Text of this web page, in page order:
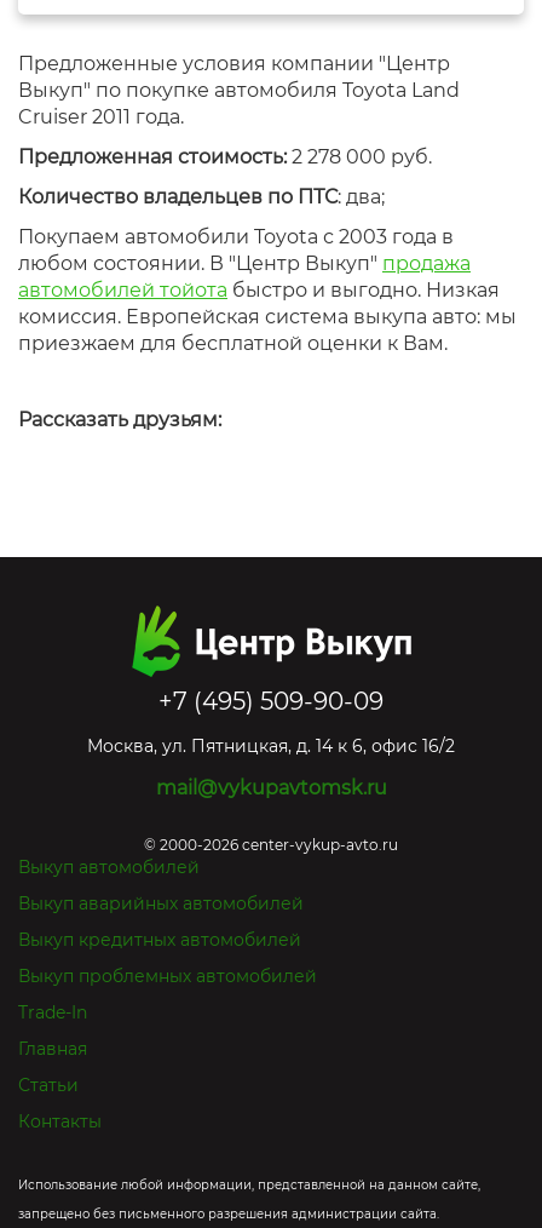
Предложенные условия компании "Центр
Выкуп" по покупке автомобиля Toyota Land
Cruiser 2011 года.
Предложенная стоимость:2 278 000 руб.
Количество владельцев по ПТС: два;
Покупаем автомобили Toyota с 2003 года в
любом состоянии. В "Центр Выкуп" продажа
автомобилей тойота быстро и выгодно. Низкая
комиссия. Европейская система выкупа авто: мы
приезжаем для бесплатной оценки к Вам.
Рассказать друзьям:
+7 (495) 509-90-09
Москва, ул. Пятницкая, д. 14 к 6, офис 16/2
mail@vykupavtomsk.ru
© 2000-2026 center-vykup-avto.ru
Выкуп автомобилей
Выкуп аварийных автомобилей
Выкуп кредитных автомобилей
Выкуп проблемных автомобилей
Trade-In
Главная
Статьи
Контакты
Использование любой информации, представленной на данном сайте,
запрещено без письменного разрешения администрации сайта.